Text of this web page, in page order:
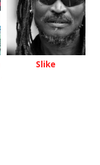
Slike